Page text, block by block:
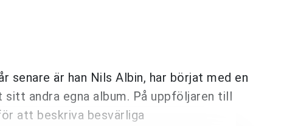
senare är han Nils Albin, har börjat med en
andra egna album. På uppföljaren till
att beskriva besvärliga